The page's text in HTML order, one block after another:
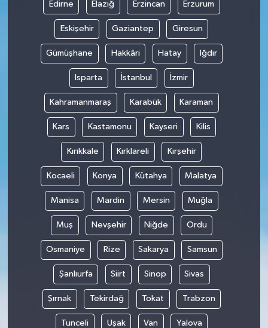
Edirne Elazığ Erzincan Erzurum
Eskişehir Gaziantep Giresun
Gümüşhane Hakkâri Hatay Iğdır
Isparta İstanbul İzmir
Kahramanmaraş Karabük Karaman
Kars Kastamonu Kayseri Kilis
Kırıkkale Kırklareli Kırşehir
Kocaeli Konya Kütahya Malatya
Manisa Mardin Mersin Muğla
Muş Nevşehir Niğde Ordu
Osmaniye Rize Sakarya Samsun
Şanlıurfa Siirt Sinop Sivas
Şırnak Tekirdağ Tokat Trabzon
Tunceli Uşak Van Yalova